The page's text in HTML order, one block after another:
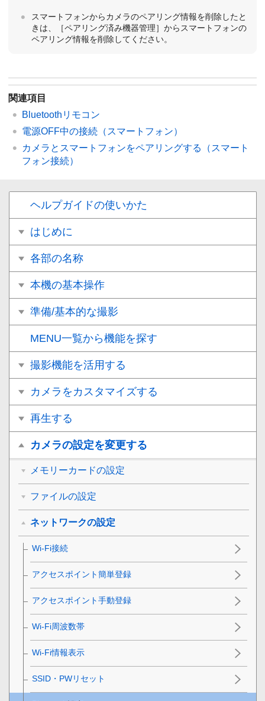
スマートフォンからカメラのペアリング情報を削除したと
きは、
［ペアリング済み機器管理］ からスマートフォンの
ペアリング情報を削除してください。
関連項目
Bluetoothリモコン
電源OFF中の接続 （スマートフォン）
カメラとスマートフォンをペアリングする（ スマート
フォン接続）
ヘルプガイドの使いかた
はじめに
各部の名称
本機の基本操作
準備/基本的な撮影
MENU一覧から機能を探す
撮影機能を活用する
カメラをカスタマイズする
再生する
カメラの設定を変更する
メモリーカードの設定
ファイルの設定
ネットワークの設定
Wi-Fi接続
アクセスポイント簡単登録
アクセスポイント手動登録
Wi-Fi周波数帯
Wi-Fi情報表示
SSID・PWリセット